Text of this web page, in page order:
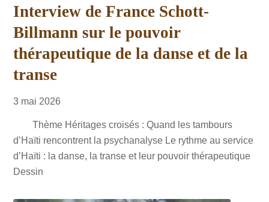
Interview de France Schott-
Billmann sur le pouvoir
thérapeutique de la danse et de la
transe
3 mai 2026
Thème Héritages croisés : Quand les tambours
d’Haïti rencontrent la psychanalyse Le rythme au service
d’Haïti : la danse, la transe et leur pouvoir thérapeutique
Dessin